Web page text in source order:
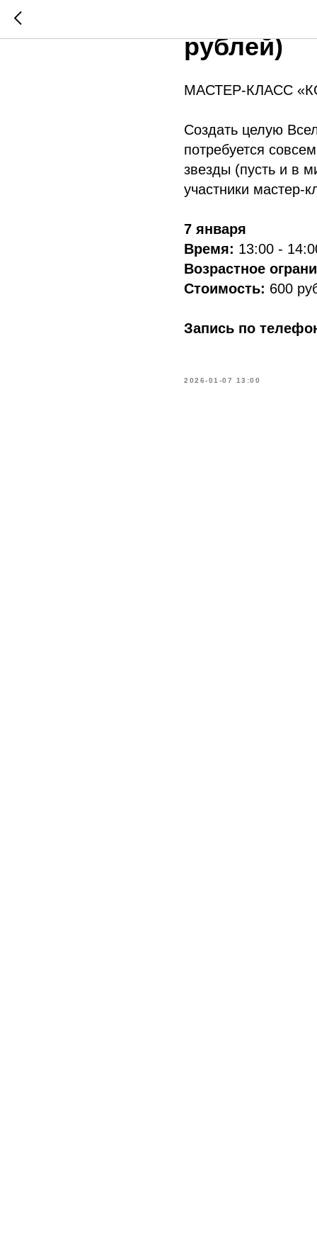
рублей)
МАСТЕР-КЛАСС
Создать целую
потребуется
звезды (пусть и в
участники мастер-
7 января
Время: 13:00 -
Возрастное
Стоимость: 600
Запись по
2026-01-07 13:00